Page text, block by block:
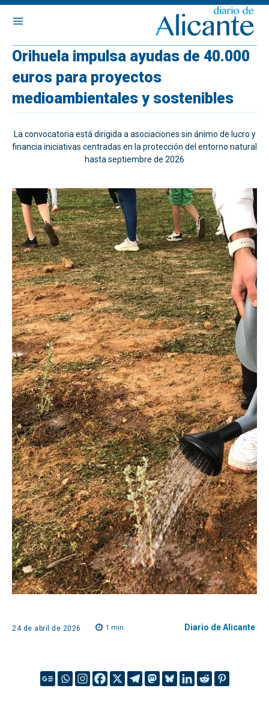
Orihuela impulsa ayudas de 40.000
euros para proyectos
medioambientales y sostenibles
La convocatoria está dirigida a asociaciones sin ánimo de lucro y
financia iniciativas centradas en la protección del entorno natural
hasta septiembre de 2026
24 de abril de 2026 1 min. Diario de Alicante